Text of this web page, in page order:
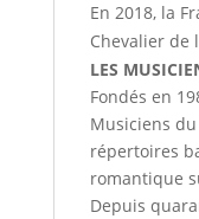
En 2018, la
Chevalier de
LES
Fondés en
Musiciens
répertoires
romantique
Depuis